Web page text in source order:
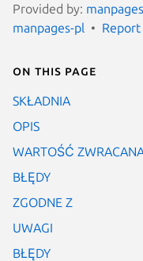
Provided by:
manpages-pl
Report
On this page
SKŁADNIA
OPIS
WARTOŚĆ
BŁĘDY
ZGODNE Z
UWAGI
BŁĘDY